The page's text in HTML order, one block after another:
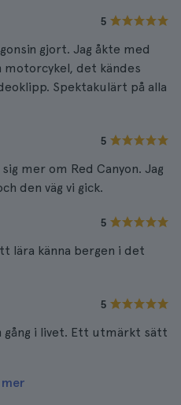
5
gjort. Jag åkte med
motorcykel, det kändes
Spektakulärt på alla
5
mer om Red Canyon. Jag
den väg vi gick.
5
lära känna bergen i det
5
i livet. Ett utmärkt sätt
mer